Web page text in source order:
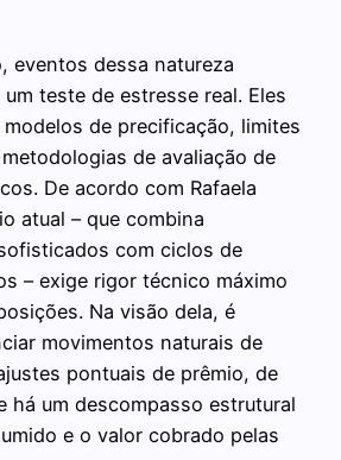
eventos dessa natureza
teste de estresse real. Eles
de precificação, limites
de avaliação de
De acordo com Rafaela
atual – que combina
com ciclos de
– exige rigor técnico máximo
Na visão dela, é
movimentos naturais de
pontuais de prêmio, de
há um descompasso estrutural
e o valor cobrado pelas